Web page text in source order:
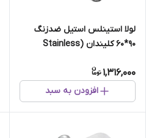
لولا استینلس استیل ضدزنگ
۹۰*۶۰ کلیندان (Stainless
1,316,000
افزودن به سبد